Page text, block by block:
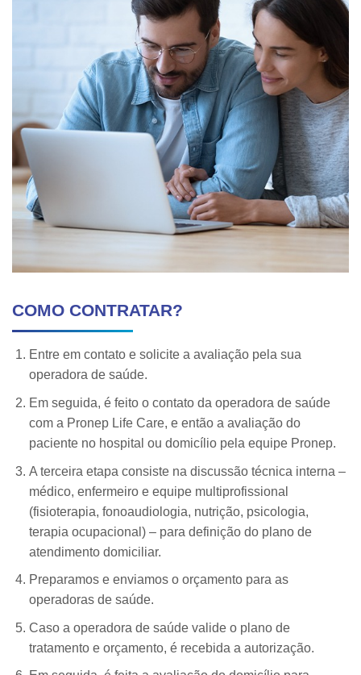
COMO CONTRATAR?
Entre em contato e solicite a avaliação pela sua
operadora de saúde.
Em seguida, é feito o contato da operadora de saúde
com a Pronep Life Care, e então a avaliação do
paciente no hospital ou domicílio pela equipe Pronep.
A terceira etapa consiste na discussão técnica interna –
médico, enfermeiro e equipe multiprofissional
(fisioterapia, fonoaudiologia, nutrição, psicologia,
terapia ocupacional) – para definição do plano de
atendimento domiciliar.
Preparamos e enviamos o orçamento para as
operadoras de saúde.
Caso a operadora de saúde valide o plano de
tratamento e orçamento, é recebida a autorização.